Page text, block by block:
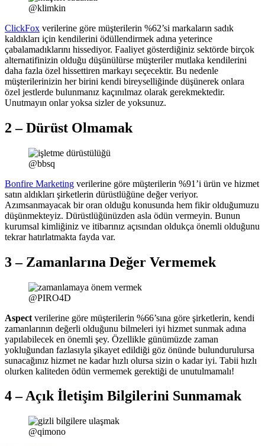
@klimkin
ClickFox verilerine göre müşterilerin %62’si markaların sadık
kaldıkları için kendilerini ödüllendirmek adına yeterince
çabalamadıklarını hissediyor. Faaliyet gösterdiğiniz sektörde birçok
alternatifinizin olduğu düşünülürse müşteriler mutlaka kendilerini
daha fazla özel hissettiren markayı seçecektir. Bu nedenle
müşterilerinizin her birini kendi bireyselliğinde düşünerek onlara
özel jestlerde bulunmanız kaçınılmaz olarak gerekmektedir.
Unutmayın onlar yoksa sizler de yoksunuz.
2 – Dürüst Olmamak
@bbsq
Bonfire Marketing verilerine göre müşterilerin %91’i ürün ve hizmet
satın aldıkları şirketlerin dürüstlüğüne değer veriyor.
Azımsanmayacak bir oran olduğu konusunda hem fikir olduğumuzu
düşünmekteyiz. Dürüstlüğünüzden asla ödün vermeyin. Bunun
kurumsal kimliğiniz ve itibarınız açısından oldukça önemli olduğunu
tekrar hatırlatmakta fayda var.
3 – Zamanlarına Değer Vermemek
@PIRO4D
Aspect verilerine göre müşterilerin %66’sına göre şirketlerin, kendi
zamanlarının değerli olduğunu bilmeleri iyi hizmet sunmak adına
yapılabilecek en önemli şey. Özellikle günümüzde zaman
yokluğundan fazlasıyla şikayet edildiği göz önünde bulundurulursa
sunacağınız hizmet ne kadar hızlı olursa sizin o kadar iyi. Tabii hızlı
olurken kaliteden ödün vermemek gerektiği de unutulmamalı!
4 – Açık İletişim Bilgilerini Sunmamak
@qimono